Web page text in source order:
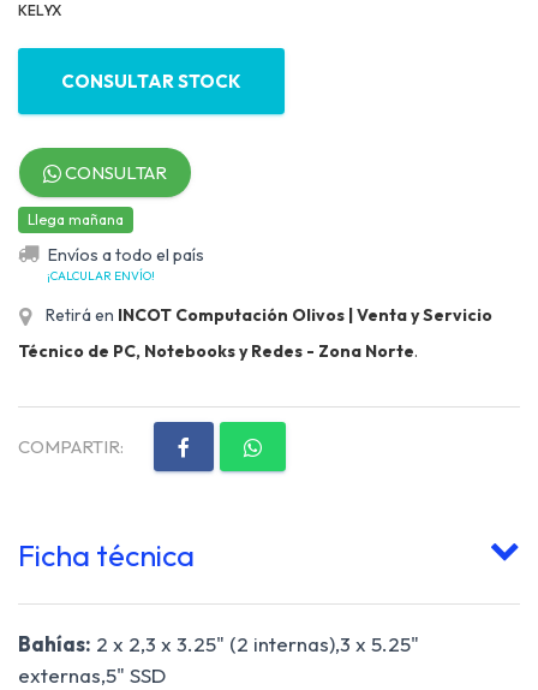
KELYX
CONSULTAR STOCK
CONSULTAR
Llega mañana
Envíos a todo el país
¡CALCULAR ENVÍO!
Retirá en INCOT Computación Olivos | Venta y Servicio
Técnico de PC, Notebooks y Redes - Zona Norte.
COMPARTIR:
Ficha técnica
Bahías: 2 x 2,3 x 3.25" (2 internas),3 x 5.25"
externas,5" SSD